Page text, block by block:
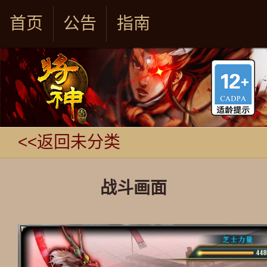
首页 公告 指南
<<返回未分类
战斗画面